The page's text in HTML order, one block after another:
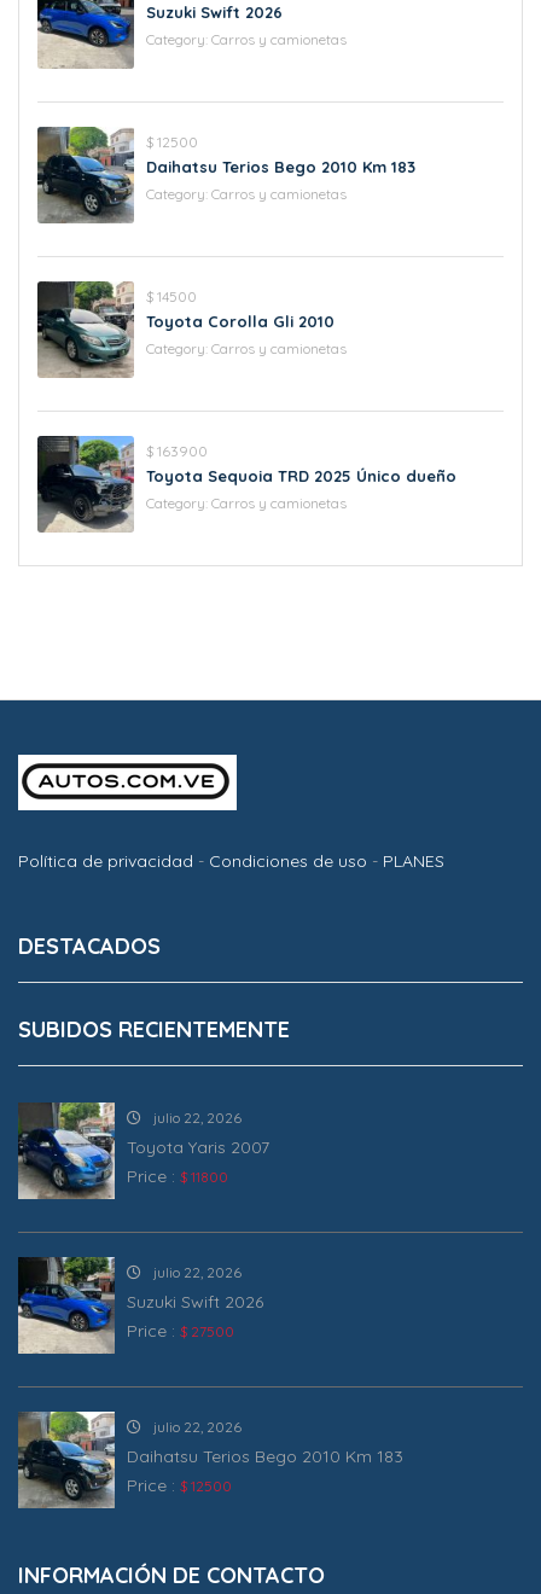
Suzuki Swift 2026
Category: Carros y camionetas
$ 12500
Daihatsu Terios Bego 2010 Km 183
Category: Carros y camionetas
$ 14500
Toyota Corolla Gli 2010
Category: Carros y camionetas
$ 163900
Toyota Sequoia TRD 2025 Único dueño
Category: Carros y camionetas
Política de privacidad - Condiciones de uso - PLANES
DESTACADOS
SUBIDOS RECIENTEMENTE
julio 22, 2026
Toyota Yaris 2007
Price : $ 11800
julio 22, 2026
Suzuki Swift 2026
Price : $ 27500
julio 22, 2026
Daihatsu Terios Bego 2010 Km 183
Price : $ 12500
INFORMACIÓN DE CONTACTO